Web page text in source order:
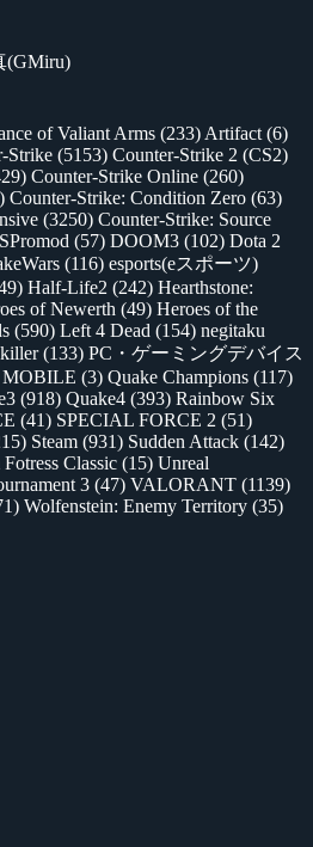
(GMiru)
of Valiant Arms (233) Artifact (6)
Strike (5153) Counter-Strike 2 (CS2)
Counter-Strike Online (260)
Counter-Strike: Condition Zero (63)
(3250) Counter-Strike: Source
(57) DOOM3 (102) Dota 2
(116) esports(eスポーツ)
Half-Life2 (242) Hearthstone:
of Newerth (49) Heroes of the
(590) Left 4 Dead (154) negitaku
(133) PC・ゲーミングデバイス
(3) Quake Champions (117)
(918) Quake4 (393) Rainbow Six
(41) SPECIAL FORCE 2 (51)
Steam (931) Sudden Attack (142)
Fotress Classic (15) Unreal
3 (47) VALORANT (1139)
Wolfenstein: Enemy Territory (35)